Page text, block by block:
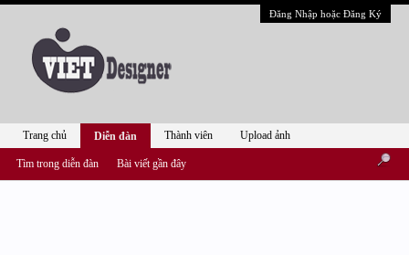
Đăng Nhập hoặc Đăng Ký
Trang chủ Diễn đàn
Tìm trong diễn đàn Bài viết gần đây
Thành viên Upload ảnh